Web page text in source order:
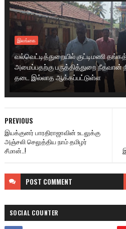
இலங்கை
வல்வெட்டித்துறையில் குட்டிமணி
அமைப்பதற்கு பருத்தித்துறை நீதவான்
தடை இல்லாத ஆக்கப்பட்டுள்ள
PREVIOUS
இயக்குனர் பாரதிராஜாவின் உடலுக்கு
அஞ்சலி செலுத்திய நாம் தமிழர்
சீமான்..!
POST COMMENT
SOCIAL COUNTER